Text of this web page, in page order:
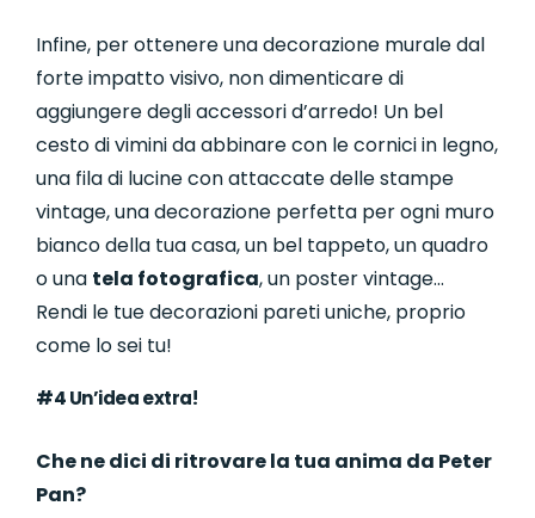
Infine, per ottenere una decorazione murale dal
forte impatto visivo, non dimenticare di
aggiungere degli accessori d’arredo! Un bel
cesto di vimini da abbinare con le cornici in legno,
una fila di lucine con attaccate delle stampe
vintage, una decorazione perfetta per ogni muro
bianco della tua casa, un bel tappeto, un quadro
o una tela fotografica, un poster vintage…
Rendi le tue decorazioni pareti uniche, proprio
come lo sei tu!
#4 Un’idea extra!
Che ne dici di ritrovare la tua anima da Peter
Pan?